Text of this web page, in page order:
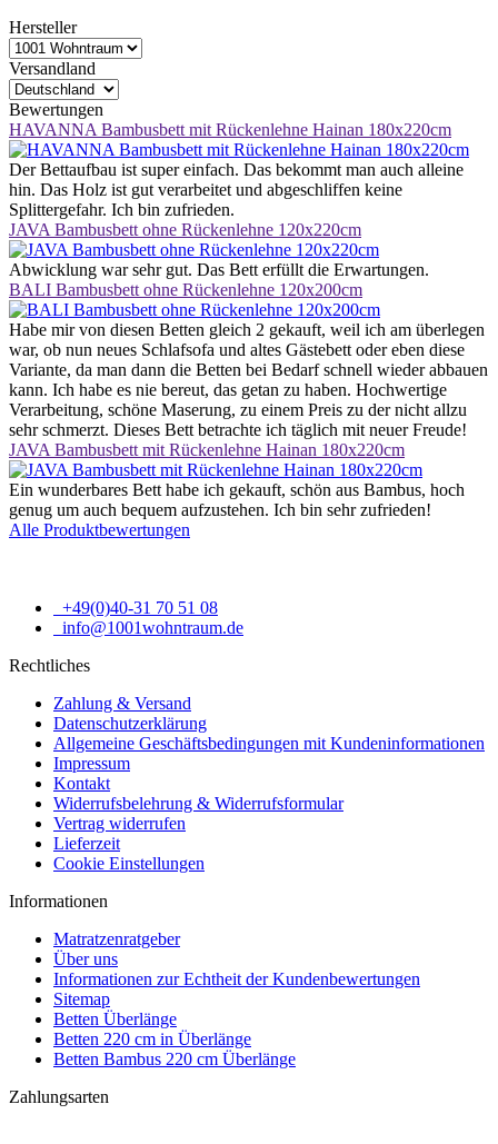
Hersteller
Versandland
Bewertungen
HAVANNA Bambusbett mit Rückenlehne Hainan 180x220cm
Der Bettaufbau ist super einfach. Das bekommt man auch alleine
hin. Das Holz ist gut verarbeitet und abgeschliffen keine
Splittergefahr. Ich bin zufrieden.
JAVA Bambusbett ohne Rückenlehne 120x220cm
Abwicklung war sehr gut. Das Bett erfüllt die Erwartungen.
BALI Bambusbett ohne Rückenlehne 120x200cm
Habe mir von diesen Betten gleich 2 gekauft, weil ich am überlegen
war, ob nun neues Schlafsofa und altes Gästebett oder eben diese
Variante, da man dann die Betten bei Bedarf schnell wieder abbauen
kann. Ich habe es nie bereut, das getan zu haben. Hochwertige
Verarbeitung, schöne Maserung, zu einem Preis zu der nicht allzu
sehr schmerzt. Dieses Bett betrachte ich täglich mit neuer Freude!
JAVA Bambusbett mit Rückenlehne Hainan 180x220cm
Ein wunderbares Bett habe ich gekauft, schön aus Bambus, hoch
genug um auch bequem aufzustehen. Ich bin sehr zufrieden!
Alle Produktbewertungen
+49(0)40-31 70 51 08
info@1001wohntraum.de
Rechtliches
Zahlung & Versand
Datenschutzerklärung
Allgemeine Geschäftsbedingungen mit Kundeninformationen
Impressum
Kontakt
Widerrufsbelehrung & Widerrufsformular
Vertrag widerrufen
Lieferzeit
Cookie Einstellungen
Informationen
Matratzenratgeber
Über uns
Informationen zur Echtheit der Kundenbewertungen
Sitemap
Betten Überlänge
Betten 220 cm in Überlänge
Betten Bambus 220 cm Überlänge
Zahlungsarten